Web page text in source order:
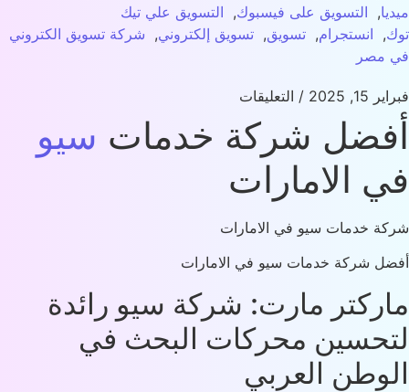
,التسويق على فيسبوك,التسويق علي تيك
,انستجرام ,تسويق,تسويق إلكتروني, شركة تسويق الكتروني
مصر
2025
/ التعليقات
شركة خدماتسيو
الامارات
خدمات سيو في الامارات
شركة خدمات سيو في الامارات
مارت: شركة سيو رائدة
محركات البحث في
العربي